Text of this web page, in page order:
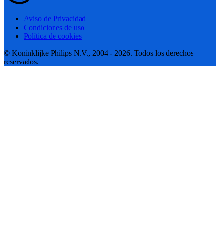
Aviso de Privacidad
Condiciones de uso
Política de cookies
© Koninklijke Philips N.V., 2004 - 2026. Todos los derechos
reservados.